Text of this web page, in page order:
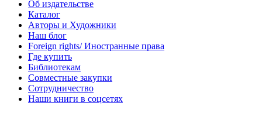
Об издательстве
Каталог
Авторы и Художники
Наш блог
Foreign rights/ Иностранные права
Где купить
Библиотекам
Совместные закупки
Сотрудничество
Наши книги в соцсетях